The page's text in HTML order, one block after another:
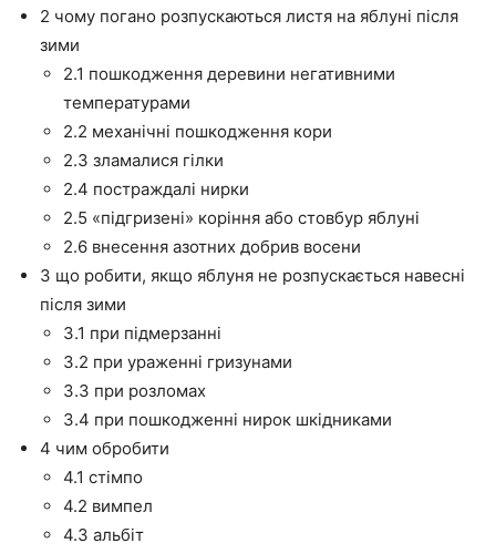
2 чому погано розпускаються листя на яблуні після
зими
2.1 пошкодження деревини негативними
температурами
2.2 механічні пошкодження кори
2.3 зламалися гілки
2.4 постраждалі нирки
2.5 «підгризені» коріння або стовбур яблуні
2.6 внесення азотних добрив восени
3 що робити, якщо яблуня не розпускається навесні
після зими
3.1 при підмерзанні
3.2 при ураженні гризунами
3.3 при розломах
3.4 при пошкодженні нирок шкідниками
4 чим обробити
4.1 стімпо
4.2 вимпел
4.3 альбіт